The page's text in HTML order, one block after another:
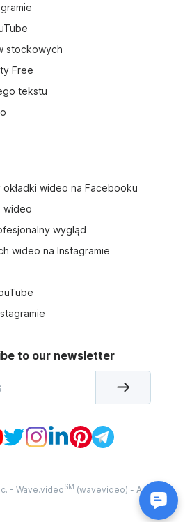
stockowych
Free
tekstu
wideo na Facebooku
wideo
wygląd
wideo na Instagramie
to our newsletter
- Wave.videoSM (wavevideo) - All rights